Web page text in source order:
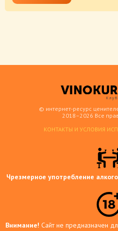
© интернет-ресурс
2018–2026 Все
КОНТАКТЫ И УСЛОВИЯ
Чрезмерное употребление
Внимание! Сайт не предназначен